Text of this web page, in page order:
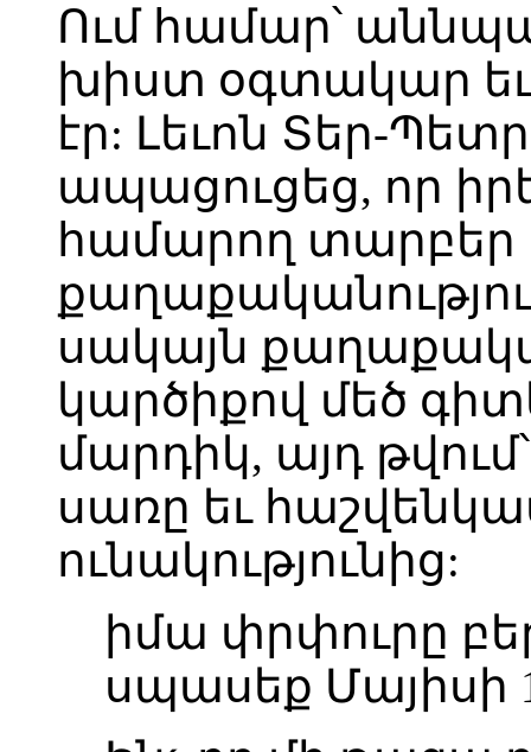
Ում համար՝
խիստ օգտակար
էր: Լեւոն Տեր-
ապացուցեց, որ
համարող տարբեր
սակայն
կարծիքով մեծ
մարդիկ, այդ
սառը եւ
ունակությունից:
իմա փրփուրը
սպասեք Մայիսի